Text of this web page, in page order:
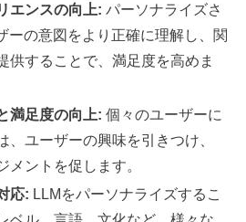
エンスの向上: パーソナライズさ
ーの意図をより正確に理解し、関
供することで、満足度を高めま
満足度の向上: 個々のユーザーに
、ユーザーの興味を引きつけ、
メントを促します。
応: LLMをパーソナライズするこ